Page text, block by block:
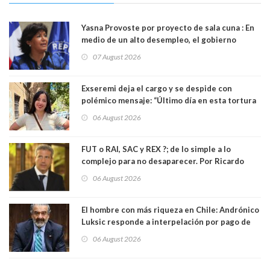
Yasna Provoste por proyecto de sala cuna : En
medio de un alto desempleo, el gobierno
07 August 2026
Exseremi deja el cargo y se despide con
polémico mensaje: “Último día en esta tortura
06 August 2026
FUT o RAI, SAC y REX ?; de lo simple a lo
complejo para no desaparecer. Por Ricardo
06 August 2026
El hombre con más riqueza en Chile: Andrónico
Luksic responde a interpelación por pago de
día que me muera”
06 August 2026